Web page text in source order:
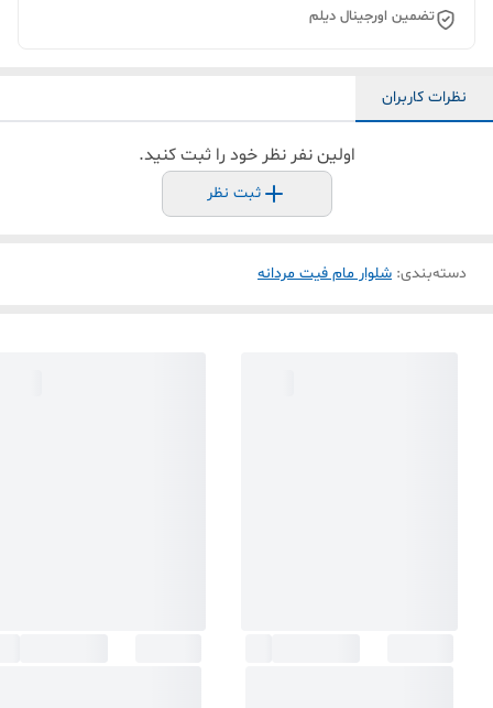
تضمین اورجینال دیلم
نظرات کاربران
اولین نفر نظر خود را ثبت کنید.
ثبت نظر
دسته‌بندی: شلوار مام فیت مردانه